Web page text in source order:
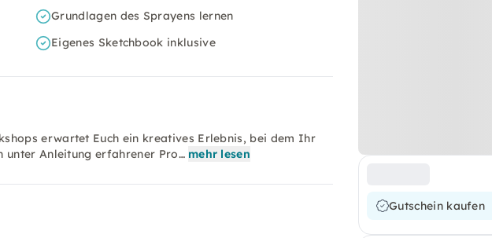
Gutschein kaufen
Grundlagen des Sprayens lernen
Eigenes Sketchbook inklusive
erwartet Euch ein kreatives Erlebnis, bei dem Ihr
unter Anleitung erfahrener Pro… mehr lesen